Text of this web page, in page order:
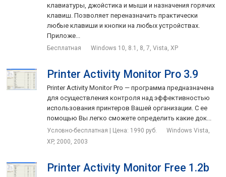
клавиатуры, джойстика и мыши и назначения горячих
клавиш. Позволяет переназначить практически
любые клавиши и кнопки на любых устройствах.
Приложе...
Бесплатная Windows 10, 8.1, 8, 7, Vista, XP
Printer Activity Monitor Pro 3.9
Printer Activity Monitor Pro — программа предназначена
для осуществления контроля над эффективностью
использования принтеров Вашей организации. С ее
помощью Вы легко сможете определить какие док...
Условно-бесплатная | Цена: 1990 руб.
Windows Vista,
XP, 2000, 2003
Printer Activity Monitor Free 1.2b